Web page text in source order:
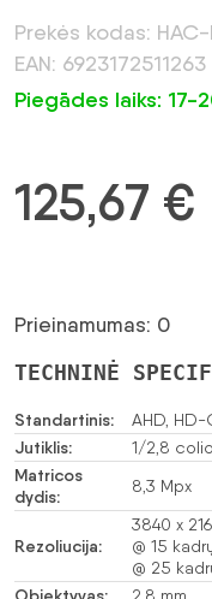
Prekės kodas:
EAN: 6923172511263
Piegādes laiks: 17-
125,67 €
Prieinamumas: 0
TECHNINĖ
Standartinis: AHD, HD-
Jutiklis: 1/2,8
Matricos
dydis:
8,3 Mpx
Rezoliucija:
3840 x
@ 15
@ 25